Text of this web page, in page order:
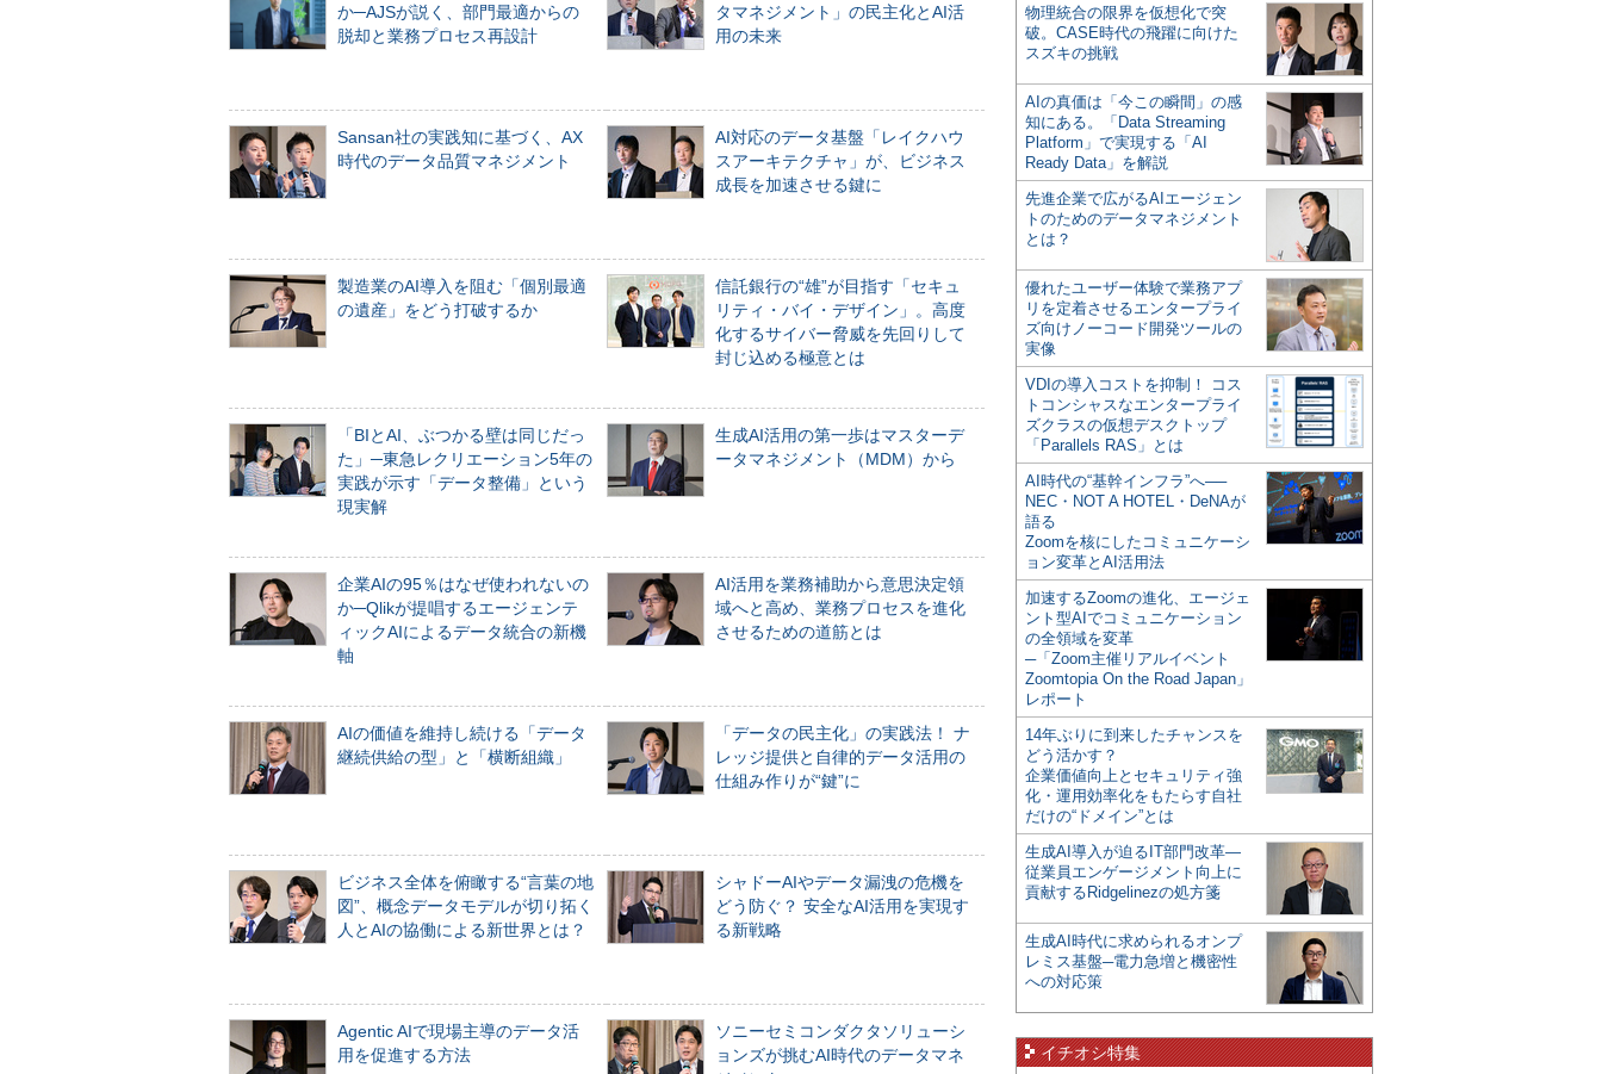
か─AJSが説く、部門最適からの
脱却と業務プロセス再設計
タマネジメント」の民主化とAI活
用の未来
Sansan社の実践知に基づく、AX
時代のデータ品質マネジメント
AI対応のデータ基盤「レイクハウ
スアーキテクチャ」が、ビジネス
成長を加速させる鍵に
製造業のAI導入を阻む「個別最適
の遺産」をどう打破するか
信託銀行の“雄”が目指す「セキュ
リティ・バイ・デザイン」。高度
化するサイバー脅威を先回りして
封じ込める極意とは
「BIとAI、ぶつかる壁は同じだっ
た」─東急レクリエーション5年の
実践が示す「データ整備」という
現実解
生成AI活用の第一歩はマスターデ
ータマネジメント（MDM）から
企業AIの95％はなぜ使われないの
か─Qlikが提唱するエージェンテ
ィックAIによるデータ統合の新機
軸
AI活用を業務補助から意思決定領
域へと高め、業務プロセスを進化
させるための道筋とは
AIの価値を維持し続ける「データ
継続供給の型」と「横断組織」
「データの民主化」の実践法！ ナ
レッジ提供と自律的データ活用の
仕組み作りが“鍵”に
ビジネス全体を俯瞰する“言葉の地
図”、概念データモデルが切り拓く
人とAIの協働による新世界とは？
シャドーAIやデータ漏洩の危機を
どう防ぐ？ 安全なAI活用を実現す
る新戦略
Agentic AIで現場主導のデータ活
用を促進する方法
ソニーセミコンダクタソリューシ
ョンズが挑むAI時代のデータマネ
物理統合の限界を仮想化で突
破。CASE時代の飛躍に向けた
スズキの挑戦
AIの真価は「今この瞬間」の感
知にある。「Data Streaming
Platform」で実現する「AI
Ready Data」を解説
先進企業で広がるAIエージェン
トのためのデータマネジメント
とは？
優れたユーザー体験で業務アプ
リを定着させるエンタープライ
ズ向けノーコード開発ツールの
実像
VDIの導入コストを抑制！ コス
トコンシャスなエンタープライ
ズクラスの仮想デスクトップ
「Parallels RAS」とは
AI時代の“基幹インフラ”へ──
NEC・NOT A HOTEL・DeNAが
語る
Zoomを核にしたコミュニケーシ
ョン変革とAI活用法
加速するZoomの進化、エージェ
ント型AIでコミュニケーション
の全領域を変革
─「Zoom主催リアルイベント
Zoomtopia On the Road Japan」
レポート
14年ぶりに到来したチャンスを
どう活かす？
企業価値向上とセキュリティ強
化・運用効率化をもたらす自社
だけの“ドメイン”とは
生成AI導入が迫るIT部門改革―
従業員エンゲージメント向上に
貢献するRidgelinezの処方箋
生成AI時代に求められるオンプ
レミス基盤─電力急増と機密性
への対応策
イチオシ特集